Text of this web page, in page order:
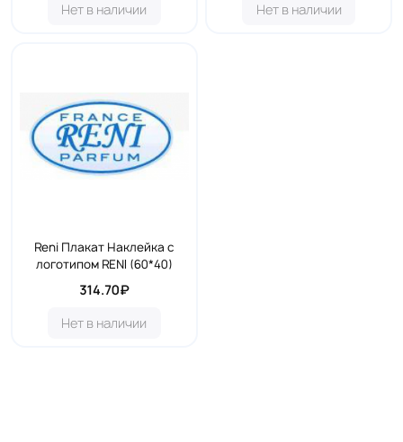
Нет в наличии
Нет в наличии
Reni Плакат Наклейка с
логотипом RENI (60*40)
314.70₽
Нет в наличии